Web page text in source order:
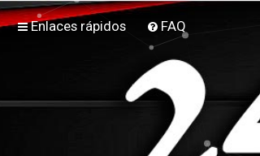
Enlaces rápidos FAQ